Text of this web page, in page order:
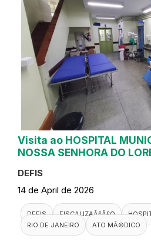
Visita ao HOSPITAL
NOSSA SENHORA DO
DEFIS
14 de April de 2026
DEFIS FISCALIZAÃ§Ã£O
RIO DE JANEIRO
ATO MÃ©DICO